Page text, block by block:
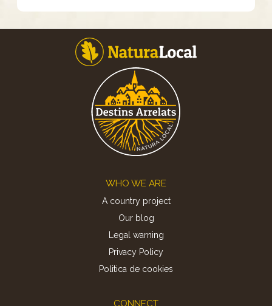
WHO WE ARE
A country project
Our blog
Legal warning
Privacy Policy
Politica de cookies
CONNECT